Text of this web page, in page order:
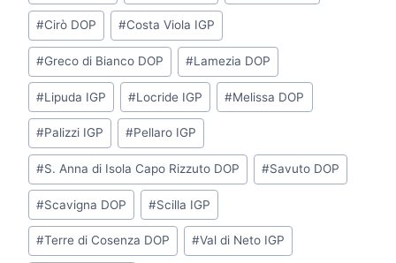
articolo:
#Cirò DOP #Costa Viola IGP
#Greco di Bianco DOP #Lamezia DOP
#Lipuda IGP #Locride IGP #Melissa DOP
#Palizzi IGP #Pellaro IGP
#S. Anna di Isola Capo Rizzuto DOP #Savuto DOP
#Scavigna DOP #Scilla IGP
#Terre di Cosenza DOP #Val di Neto IGP